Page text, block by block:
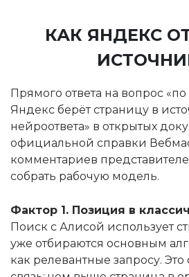
КАК ЯНДЕКС
Прямого ответа на вопрос
Яндекс берёт страницу в
нейроответа» в открытых
официальной справки
комментариев
собрать рабочую модель.
Фактор 1. Позиция в
Поиск с Алисой использует
уже отбираются основным
как релевантные запросу.